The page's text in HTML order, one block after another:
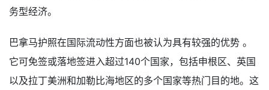
务型经济。
巴拿马护照在国际流动性方面也被认为具有较强的优势 。
它可免签或落地签进入超过140个国家，包括申根区、英国
以及拉丁美洲和加勒比海地区的多个国家等热门目的地。这